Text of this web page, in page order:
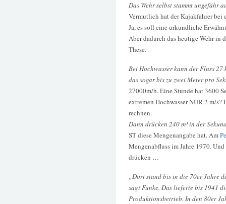
Das Wehr selbst stammt ungefähr
Vermutlich hat der Kajakfahrer bei
Ja, es soll eine urkundliche
Aber dadurch das heutige Wehr in
These.
Bei Hochwasser kann der Fluss
das sogar bis zu zwei Meter pro
27000m/h. Eine Stunde hat 3600
extremen Hochwasser NUR 2 m/
rechnen.
Dann drücken 240 m³ in der
ST diese Mengenangabe hat. Am
Mengenabfluss im Jahre 1970. Und
drücken …
„Dort stand bis in die 70er Jahre
sagt Funke. Das lieferte bis 1941
Produktionsbetrieb. In den 80er